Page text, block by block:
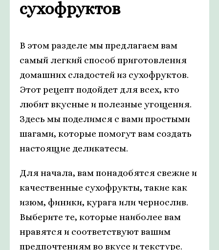
сухофруктов
В этом разделе мы предлагаем вам
самый легкий способ приготовления
домашних сладостей из сухофруктов.
Этот рецепт подойдет для всех, кто
любит вкусные и полезные угощения.
Здесь мы поделимся с вами простыми
шагами, которые помогут вам создать
настоящие деликатесы.
Для начала, вам понадобятся свежие и
качественные сухофрукты, такие как
изюм, финики, курага или чернослив.
Выберите те, которые наиболее вам
нравятся и соответствуют вашим
предпочтениям во вкусе и текстуре.